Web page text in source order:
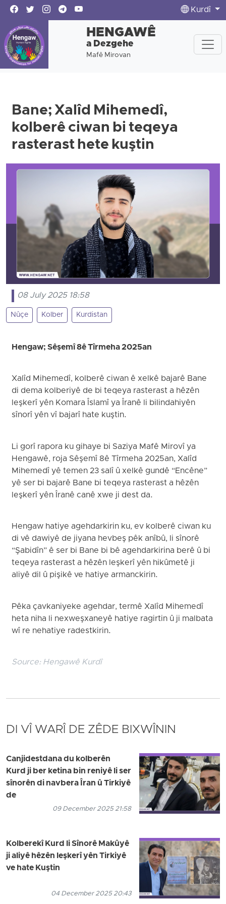
Kurdî
HENGAWÊ
a Dezgehe
Mafê Mirovan
Bane; Xalîd Mihemedî,
kolberê ciwan bi teqeya
rasterast hete kuştin
08 July 2025 18:58
Nûçe Kolber Kurdistan
Hengaw; Sêşemî 8ê Tîrmeha 2025an
Xalîd Mihemedî, kolberê ciwan ê xelkê bajarê Bane
di dema kolberiyê de bi teqeya rasterast a hêzên
leşkerî yên Komara Îslamî ya Îranê li bilindahiyên
sînorî yên vî bajarî hate kuştin.
Li gorî rapora ku gihaye bi Saziya Mafê Mirovî ya
Hengawê, roja Sêşemî 8ê Tîrmeha 2025an, Xalîd
Mihemedî yê temen 23 salî û xelkê gundê “Encêne”
yê ser bi bajarê Bane bi teqeya rasterast a hêzên
leşkerî yên Îranê canê xwe ji dest da.
Hengaw hatiye agehdarkirin ku, ev kolberê ciwan ku
di vê dawiyê de jiyana hevbeş pêk anîbû, li sînorê
“Şabidîn” ê ser bi Bane bi bê agehdarkirina berê û bi
teqeya rasterast a hêzên leşkerî yên hikûmetê ji
aliyê dil û pişikê ve hatiye armanckirin.
Pêka çavkaniyeke agehdar, termê Xalîd Mihemedî
heta niha li nexweşxaneyê hatiye ragirtin û ji malbata
wî re nehatiye radestkirin.
Source: Hengawê Kurdî
DI VÎ WARÎ DE ZÊDE BIXWÎNIN
Canjidestdana du kolberên
Kurd ji ber ketina bin reniyê li ser
sînorên di navbera Îran û Tirkiyê
de
09 December 2025 21:58
Kolberekî Kurd li Sînorê Makûyê
ji aliyê hêzên leşkerî yên Tirkiyê
ve hate Kuştin
04 December 2025 20:43